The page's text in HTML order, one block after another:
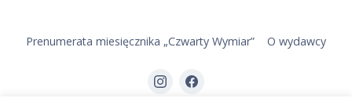
Prenumerata miesięcznika „Czwarty Wymiar” O wydawcy
Element
menu
Element
menu